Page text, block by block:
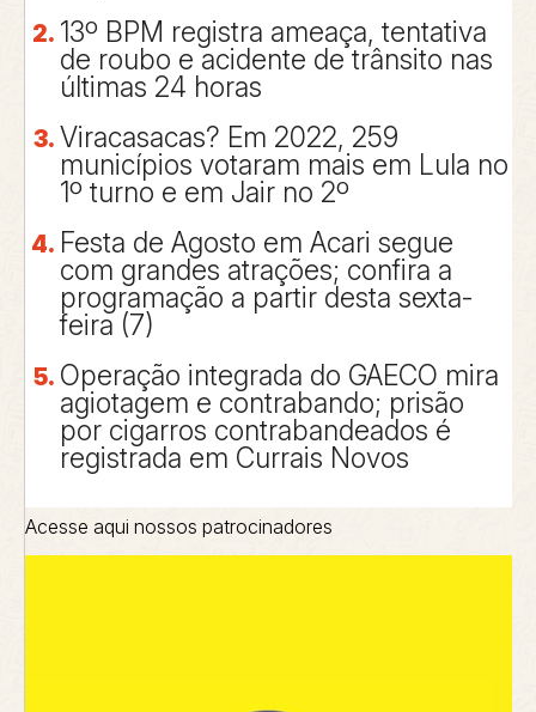
13º BPM registra ameaça, tentativa
de roubo e acidente de trânsito nas
últimas 24 horas
Viracasacas? Em 2022, 259
municípios votaram mais em Lula no
1º turno e em Jair no 2º
Festa de Agosto em Acari segue
com grandes atrações; confira a
programação a partir desta sexta-
feira (7)
Operação integrada do GAECO mira
agiotagem e contrabando; prisão
por cigarros contrabandeados é
registrada em Currais Novos
Acesse aqui nossos patrocinadores